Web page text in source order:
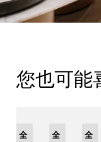
您也可能
全
全
全